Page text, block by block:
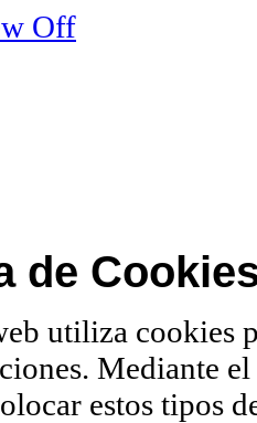
Off
de
utiliza cookies
Mediante
estos tipos